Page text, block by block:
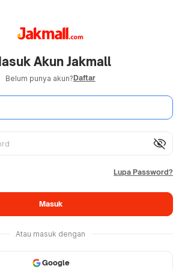
Akun Jakmall
Belum punya akun?Daftar
visibility_off
Lupa Password?
Masuk
Atau masuk dengan
Google